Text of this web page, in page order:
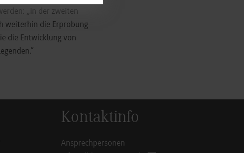
„In der zweiten
weiterhin die Erprobung
die Entwicklung von
Kontaktinfo
Ansprechpersonen